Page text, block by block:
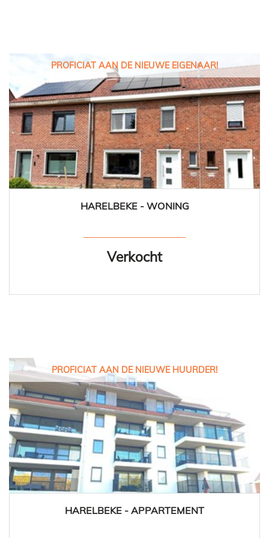
PROFICIAT AAN DE NIEUWE EIGENAAR!
3 1 Ja
HARELBEKE - WONING
Verkocht
PROFICIAT AAN DE NIEUWE HUURDER!
1 1
HARELBEKE - APPARTEMENT